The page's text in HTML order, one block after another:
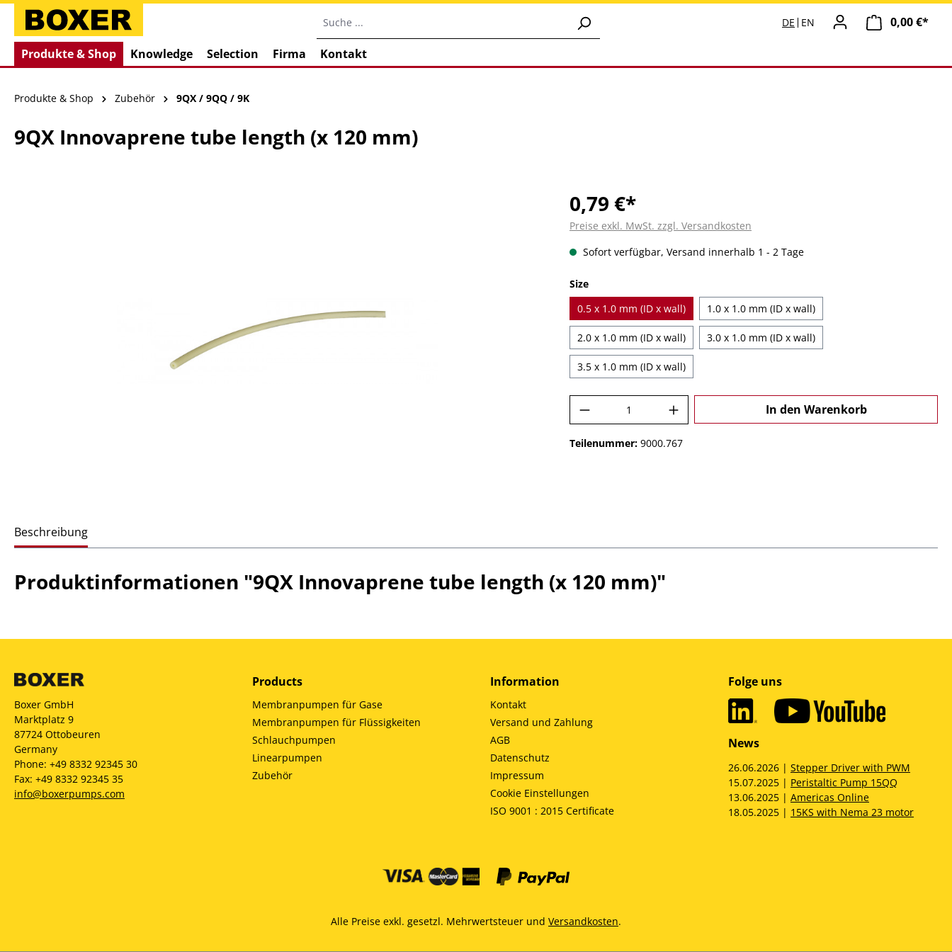
Zur Hauptnavigation springen
DE EN 0,00 €*
Produkte & Shop Knowledge Selection Firma Kontakt
Produkte & Shop Zubehör 9QX / 9QQ / 9K
9QX Innovaprene tube length (x 120 mm)
0,79 €*
Preise exkl. MwSt. zzgl. Versandkosten
Sofort verfügbar, Versand innerhalb 1 - 2 Tage
Sizeauswählen
0.5 x 1.0 mm (ID x wall)
1.0 x 1.0 mm (ID x wall)
2.0 x 1.0 mm (ID x wall) 3.0 x 1.0 mm (ID x wall)
3.5 x 1.0 mm (ID x wall)
Produkt Anzahl: Gib den gewünschten Wert
In den Warenkorb
Teilenummer: 9000.767
Beschreibung
Produktinformationen "9QX Innovaprene tube length (x 120 mm)"
Boxer GmbH
Marktplatz 9
87724 Ottobeuren
Germany
Phone: +49 8332 92345 30
Fax: +49 8332 92345 35
info@boxerpumps.com
Products
Membranpumpen für Gase
Membranpumpen für Flüssigkeiten
Schlauchpumpen
Linearpumpen
Zubehör
Information
Kontakt
Versand und Zahlung
AGB
Datenschutz
Impressum
Cookie Einstellungen
ISO 9001 : 2015 Certificate
Folge uns
News
26.06.2026 | Stepper Driver with PWM
15.07.2025 | Peristaltic Pump 15QQ
13.06.2025 | Americas Online
18.05.2025 | 15KS with Nema 23 motor
Alle Preise exkl. gesetzl. Mehrwertsteuer und Versandkosten.